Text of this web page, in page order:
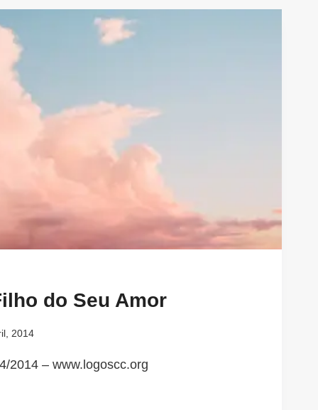
do Seu Amor
2014
2014 – www.logoscc.org